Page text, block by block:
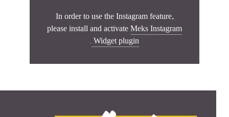
In order to use the Instagram feature,
please install and activate Meks Instagram
Widget plugin
.